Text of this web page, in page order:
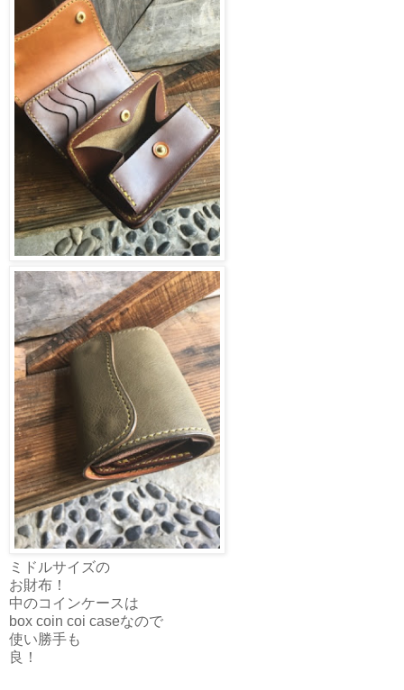
ミドルサイズの
お財布！
中のコインケースは
box coin coi caseなので
使い勝手も
良！